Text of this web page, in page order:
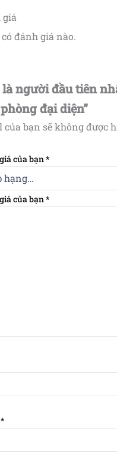
giá
đánh giá nào.
người đầu tiên
đại diện”
của bạn sẽ không được
của bạn *
của bạn *
*